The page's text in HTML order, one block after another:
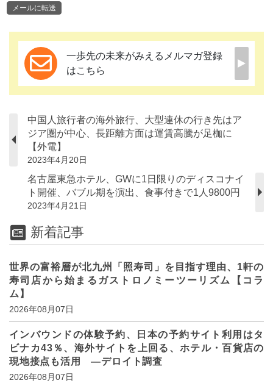
メールに転送
一歩先の未来がみえるメルマガ登録
はこちら
中国人旅行者の海外旅行、大型連休の行き先はア
ジア圏が中心、長距離方面は運賃高騰が足枷に
【外電】
2023年4月20日
名古屋東急ホテル、GWに1日限りのディスコナイ
ト開催、バブル期を演出、食事付きで1人9800円
2023年4月21日
新着記事
世界の富裕層が北九州「照寿司」を目指す理由、1軒の
寿司店から始まるガストロノミーツーリズム【コラ
ム】
2026年08月07日
インバウンドの体験予約、日本の予約サイト利用はタ
ビナカ43％、海外サイトを上回る、ホテル・百貨店の
現地接点も活用 ―デロイト調査
2026年08月07日